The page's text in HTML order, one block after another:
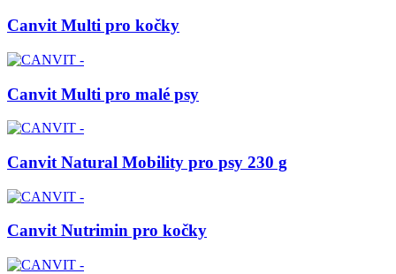
Canvit Multi pro kočky
Canvit Multi pro malé psy
Canvit Natural Mobility pro psy 230 g
Canvit Nutrimin pro kočky